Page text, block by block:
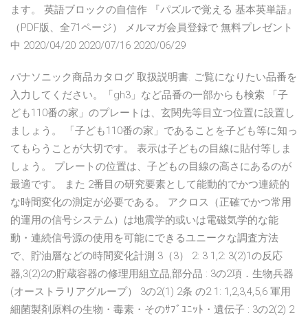
ます。 英語ブロックの自信作 『パズルで覚える 基本英単語』
（PDF版、全71ページ） メルマガ会員登録で 無料プレゼント
中 2020/04/20 2020/07/16 2020/06/29
パナソニック商品カタログ 取扱説明書. ご覧になりたい品番を
入力してください。「gh3」など品番の一部からも検索 「子
ども110番の家」のプレートは、玄関先等目立つ位置に設置し
ましょう。 「子ども110番の家」であることを子ども等に知っ
てもらうことが大切です。 表示は子どもの目線に貼付等しま
しょう。 プレートの位置は、子どもの目線の高さにあるのが
最適です。 また 2番目の研究要素として能動的でかつ連続的
な時間変化の測定が必要である。 アクロス（正確でかつ常用
的運用の信号システム）は地震学的或いは電磁気学的な能
動・連続信号源の使用を可能にできるユニークな調査方法
で、貯油層などの時間変化計測 3（3） 2: 3 1,2: 3(2)1の反応
器,3(2)2の貯蔵容器の修理用組立品,部分品 : 3の2項．生物兵器
(オーストラリアグループ） 3の2(1) 2条 の2 1: 1,2,3,4,5,6 軍用
細菌製剤原料の生物・毒素・そのｻﾌﾞﾕﾆｯﾄ・遺伝子 : 3の2(2) 2